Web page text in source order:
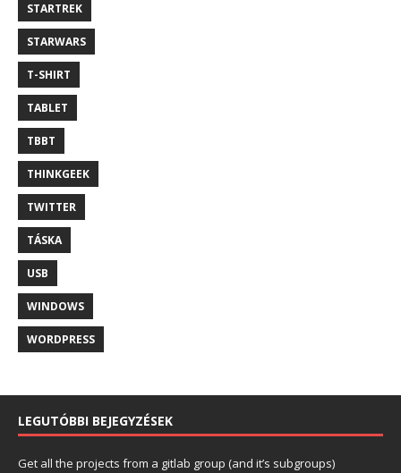
STARTREK
STARWARS
T-SHIRT
TABLET
TBBT
THINKGEEK
TWITTER
TÁSKA
USB
WINDOWS
WORDPRESS
LEGUTÓBBI BEJEGYZÉSEK
Get all the projects from a gitlab group (and it’s subgroups)